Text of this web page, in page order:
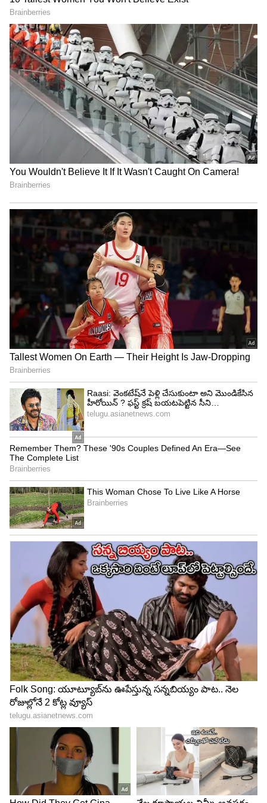
JUNE 20, 2026 THUNDERSTORMS
ALERT ⚠️
Today will be MASSIVE DAY for Central,
South TG
Scattered INTENSE THUNDERSTORMS
and HEAVY RAINS ahead in
Sangareddy, Vikarabad, Rangareddy,
Medak, Siddipet, Mahabubnagar,
Wanaparthy, Nagarkurnool,
Narayanpet, Nalgonda, Yadadri -
Bhongir,…
— Telangana Weatherman
(@balaji25_t)June 19, 2026
Related Articles
Hyderabad Heavy Rains: అమరావతి సంగతి
దేవుడెరుగు ముందు హైదరాబాద్ మునిగిపోతుంది |
Asianet News Telugu
IMD Rain Alert : రుతుపవనాలు అలర్ట్, ద్రోణి ఎఫెక్ట్ ..
ఈ ప్రాంతాల్లో ఇక వర్షబీభత్సమే
3
5
Image Credit : X/Hyderabad Traffic Police